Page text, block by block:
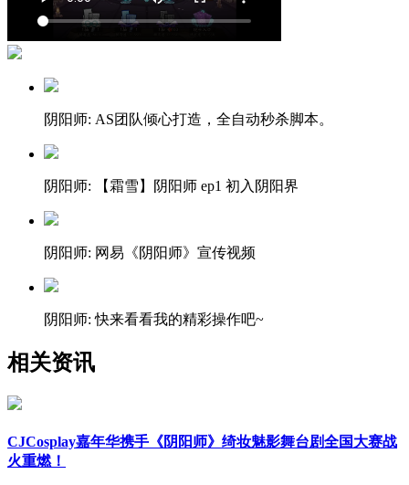
阴阳师: AS团队倾心打造，全自动秒杀脚本。
阴阳师: 【霜雪】阴阳师 ep1 初入阴阳界
阴阳师: 网易《阴阳师》宣传视频
阴阳师: 快来看看我的精彩操作吧~
相关资讯
CJCosplay嘉年华携手《阴阳师》绮妆魅影舞台剧全国大赛战
火重燃！